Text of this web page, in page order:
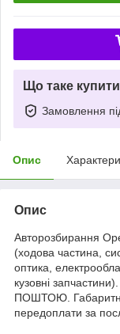
Що таке
Замовлення
Опис
Опис
Авторозбирання
(ходова частина,
оптика,
кузовні
ПОШТОЮ. Габаритні
передоплати за